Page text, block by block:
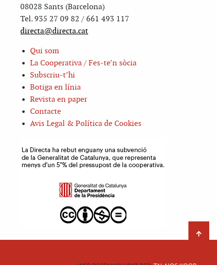
08028 Sants (Barcelona)
Tel. 935 27 09 82 / 661 493 117
directa@directa.cat
Qui som
La Cooperativa / Fes-te’n sòcia
Subscriu-t’hi
Botiga en línia
Revista en paper
Contacte
Avis Legal & Política de Cookies